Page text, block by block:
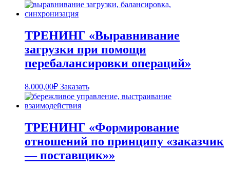
ТРЕНИНГ «Выравнивание
загрузки при помощи
перебалансировки операций»
8.000,00₽ Заказать
ТРЕНИНГ «Формирование
отношений по принципу «заказчик
— поставщик»»